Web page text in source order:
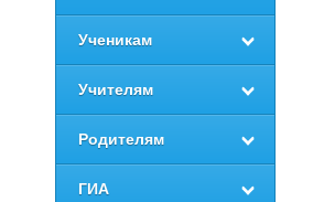
Ученикам
Учителям
Родителям
ГИА